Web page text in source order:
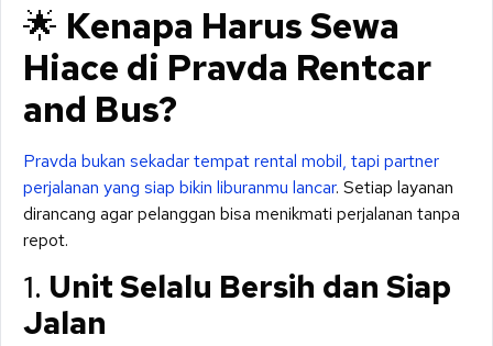
🌟 Kenapa Harus Sewa
Hiace di Pravda Rentcar
and Bus?
Pravda bukan sekadar tempat rental mobil, tapi partner
perjalanan yang siap bikin liburanmu lancar. Setiap layanan
dirancang agar pelanggan bisa menikmati perjalanan tanpa
repot.
1. Unit Selalu Bersih dan Siap
Jalan